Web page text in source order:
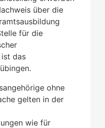
über die
für die
ist das
ohne
gelten in der
wie für